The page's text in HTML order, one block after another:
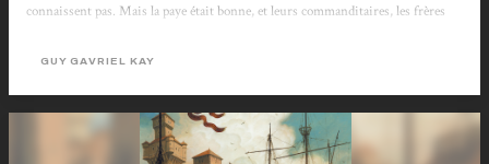
connaissent pas. Mais la paye était bonne, et leurs commanditaires, les frères
pouvoir leur refuser quelque chose. La mission ne se déroule pas tout à fait
leurs mandants et leur dire qu'elle a réussi....
GUY GAVRIEL KAY